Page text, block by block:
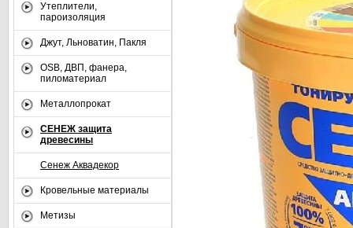
Утеплители,
пароизоляция
Джут, Льноватин, Пакля
OSB, ДВП, фанера,
пиломатериал
Металлопрокат
СЕНЕЖ защита
древесины
Сенеж Аквадекор
Кровельные материалы
Метизы